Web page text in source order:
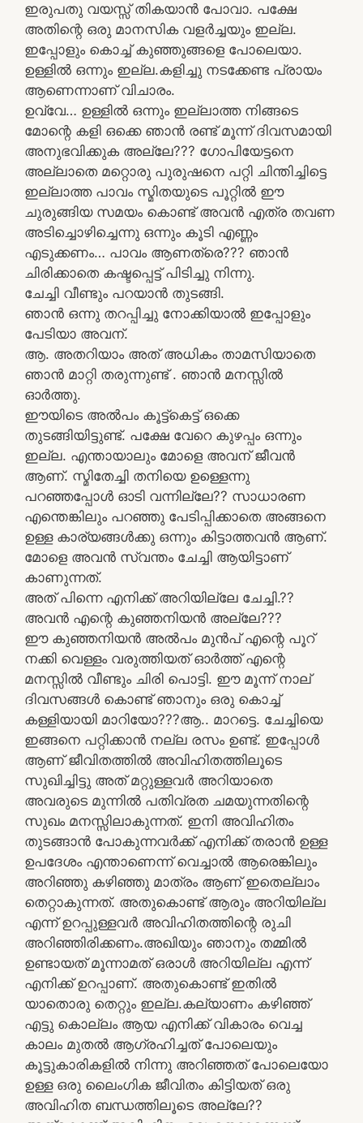
ഇരുപതു വയസ്സ് തികയാൻ പോവാ. പക്ഷേ
അതിന്റെ ഒരു മാനസിക വളർച്ചയും ഇല്ല.
ഇപ്പോളും കൊച്ച് കുഞ്ഞുങ്ങളെ പോലെയാ.
ഉള്ളിൽ ഒന്നും ഇല്ല.കളിച്ചു നടക്കേണ്ട പ്രായം
ആണെന്നാണ് വിചാരം.
ഉവ്വേ… ഉള്ളിൽ ഒന്നും ഇല്ലാത്ത നിങ്ങടെ
മോന്റെ കളി ഒക്കെ ഞാൻ രണ്ട് മൂന്ന് ദിവസമായി
അനുഭവിക്കുക അല്ലേ??? ഗോപിയേട്ടനെ
അല്ലാതെ മറ്റൊരു പുരുഷനെ പറ്റി ചിന്തിച്ചിട്ടെ
ഇല്ലാത്ത പാവം സ്മിതയുടെ പൂറ്റിൽ ഈ
ചുരുങ്ങിയ സമയം കൊണ്ട് അവൻ എത്ര തവണ
അടിച്ചൊഴിച്ചെന്നു ഒന്നും കൂടി എണ്ണം
എടുക്കണം… പാവം ആണത്രെ??? ഞാൻ
ചിരിക്കാതെ കഷ്ടപ്പെട്ട് പിടിച്ചു നിന്നു.
ചേച്ചി വീണ്ടും പറയാൻ തുടങ്ങി.
ഞാൻ ഒന്നു തറപ്പിച്ചു നോക്കിയാൽ ഇപ്പോളും
പേടിയാ അവന്.
ആ. അതറിയാം അത് അധികം താമസിയാതെ
ഞാൻ മാറ്റി തരുന്നുണ്ട് . ഞാൻ മനസ്സിൽ
ഓർത്തു.
ഈയിടെ അൽപം കൂട്ട്കെട്ട് ഒക്കെ
തുടങ്ങിയിട്ടുണ്ട്. പക്ഷേ വേറെ കുഴപ്പം ഒന്നും
ഇല്ല. എന്തായാലും മോളെ അവന് ജീവൻ
ആണ്. സ്മിതേച്ചി തനിയെ ഉള്ളെന്നു
പറഞ്ഞപ്പോൾ ഓടി വന്നില്ലേ?? സാധാരണ
എന്തെങ്കിലും പറഞ്ഞു പേടിപ്പിക്കാതെ അങ്ങനെ
ഉള്ള കാര്യങ്ങൾക്കു ഒന്നും കിട്ടാത്തവൻ ആണ്.
മോളെ അവൻ സ്വന്തം ചേച്ചി ആയിട്ടാണ്
കാണുന്നത്.
അത് പിന്നെ എനിക്ക് അറിയില്ലേ ചേച്ചി.??
അവൻ എന്റെ കുഞ്ഞനിയൻ അല്ലേ???
ഈ കുഞ്ഞനിയൻ അൽപം മുൻപ് എന്റെ പൂറ്
നക്കി വെള്ളം വരുത്തിയത് ഓർത്ത് എന്റെ
മനസ്സിൽ വീണ്ടും ചിരി പൊട്ടി. ഈ മൂന്ന് നാല്
ദിവസങ്ങൾ കൊണ്ട് ഞാനും ഒരു കൊച്ച്
കള്ളിയായി മാറിയോ???ആ.. മാറട്ടെ. ചേച്ചിയെ
ഇങ്ങനെ പറ്റിക്കാൻ നല്ല രസം ഉണ്ട്. ഇപ്പോൾ
ആണ് ജീവിതത്തിൽ അവിഹിതത്തിലൂടെ
സുഖിച്ചിട്ടു അത് മറ്റുള്ളവർ അറിയാതെ
അവരുടെ മുന്നിൽ പതിവ്രത ചമയുന്നതിന്റെ
സുഖം മനസ്സിലാകുന്നത്. ഇനി അവിഹിതം
തുടങ്ങാൻ പോകുന്നവർക്ക് എനിക്ക് തരാൻ ഉള്ള
ഉപദേശം എന്താണെന്ന് വെച്ചാൽ ആരെങ്കിലും
അറിഞ്ഞു കഴിഞ്ഞു മാത്രം ആണ് ഇതെല്ലാം
തെറ്റാകുന്നത്. അതുകൊണ്ട് ആരും അറിയില്ല
എന്ന് ഉറപ്പുള്ളവർ അവിഹിതത്തിന്റെ രുചി
അറിഞ്ഞിരിക്കണം.അഖിയും ഞാനും തമ്മിൽ
ഉണ്ടായത് മൂന്നാമത് ഒരാൾ അറിയില്ല എന്ന്
എനിക്ക് ഉറപ്പാണ്. അതുകൊണ്ട് ഇതിൽ
യാതൊരു തെറ്റും ഇല്ല.കല്യാണം കഴിഞ്ഞ്
എട്ടു കൊല്ലം ആയ എനിക്ക് വികാരം വെച്ച
കാലം മുതൽ ആഗ്രഹിച്ചത് പോലെയും
കൂട്ടുകാരികളിൽ നിന്നു അറിഞ്ഞത് പോലെയോ
ഉള്ള ഒരു ലൈംഗിക ജീവിതം കിട്ടിയത് ഒരു
അവിഹിത ബന്ധത്തിലൂടെ അല്ലേ??